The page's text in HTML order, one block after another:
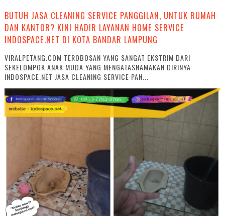
BUTUH JASA CLEANING SERVICE PANGGILAN, UNTUK RUMAH
DAN KANTOR? KINI HADIR LAYANAN HOME SERVICE
INDOSPACE.NET DI KOTA BANDAR LAMPUNG
VIRALPETANG.COM TEROBOSAN YANG SANGAT EKSTRIM DARI
SEKELOMPOK ANAK MUDA YANG MENGATASNAMAKAN DIRINYA
INDOSPACE.NET JASA CLEANING SERVICE PAN...